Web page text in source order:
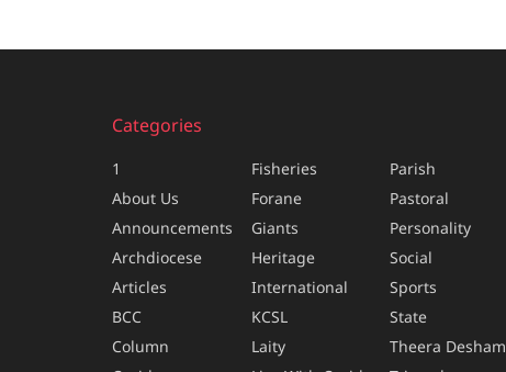
Categories
1
About Us
Announcements
Archdiocese
Articles
BCC
Column
Fisheries
Forane
Giants
Heritage
International
KCSL
Laity
Parish
Pastoral
Personality
Social
Sports
State
Theera Desham